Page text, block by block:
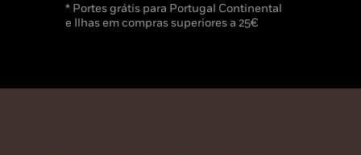
* Portes grátis para Portugal Continental
e Ilhas em compras superiores a 25€